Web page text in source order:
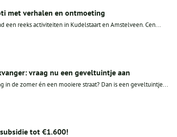
met verhalen en ontmoeting
een reeks activiteiten in Kudelstaart en Amstelveen. Cen...
vraag nu een geveltuintje aan
de zomer én een mooiere straat? Dan is een geveltuintje...
tot €1.600!